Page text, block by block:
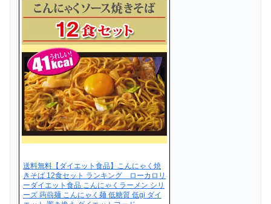
送料無料【ダイエット食品】こんにゃく焼
きそば 12食セット ランキング ローカロリ
ーダイエット食品 こんにゃくラーメン シリ
ーズ 蒟蒻麺 こんにゃく麺 低糖質 低gi ダイ